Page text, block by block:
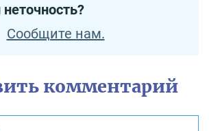
Сообщите нам.
комментарий